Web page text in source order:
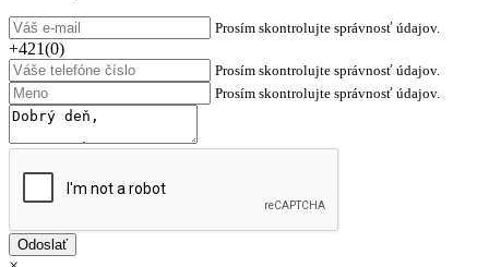
Prosím skontrolujte správnosť údajov.
+421(0)
Prosím skontrolujte správnosť údajov.
Prosím skontrolujte správnosť údajov.